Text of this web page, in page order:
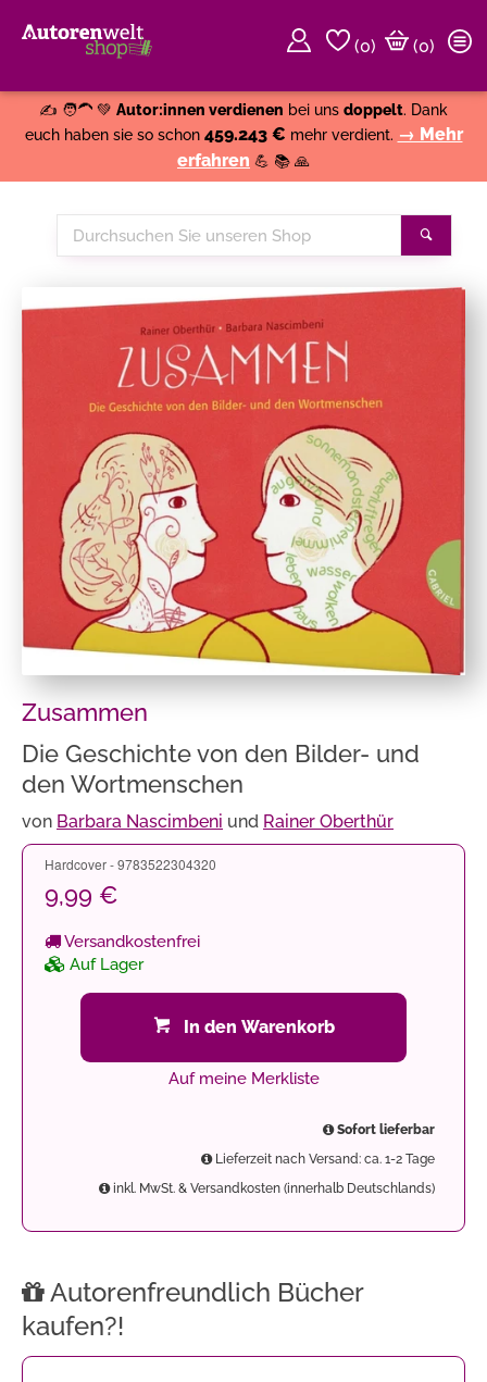
(0)
(0)
✍️ 🧑‍🦱 💚 Autor:innen verdienen bei uns doppelt. Dank
euch haben sie so schon 459.243 € mehr verdient. → Mehr
erfahren 💪 📚 🙏
Durchsuchen
Sie
Shop
Zusammen
Die Geschichte von den Bilder- und
den Wortmenschen
von Barbara Nascimbeni und Rainer Oberthür
Hardcover - 9783522304320
9,99 €
Versandkostenfrei
Auf Lager
In den Warenkorb
Auf meine Merkliste
Sofort lieferbar
Lieferzeit nach Versand: ca. 1-2 Tage
inkl. MwSt. & Versandkosten (innerhalb Deutschlands)
Autorenfreundlich Bücher
kaufen?!